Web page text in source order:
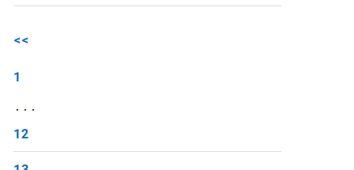
<<
1
...
12